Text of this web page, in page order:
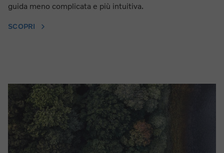
guida meno complicata e più intuitiva.
SCOPRI